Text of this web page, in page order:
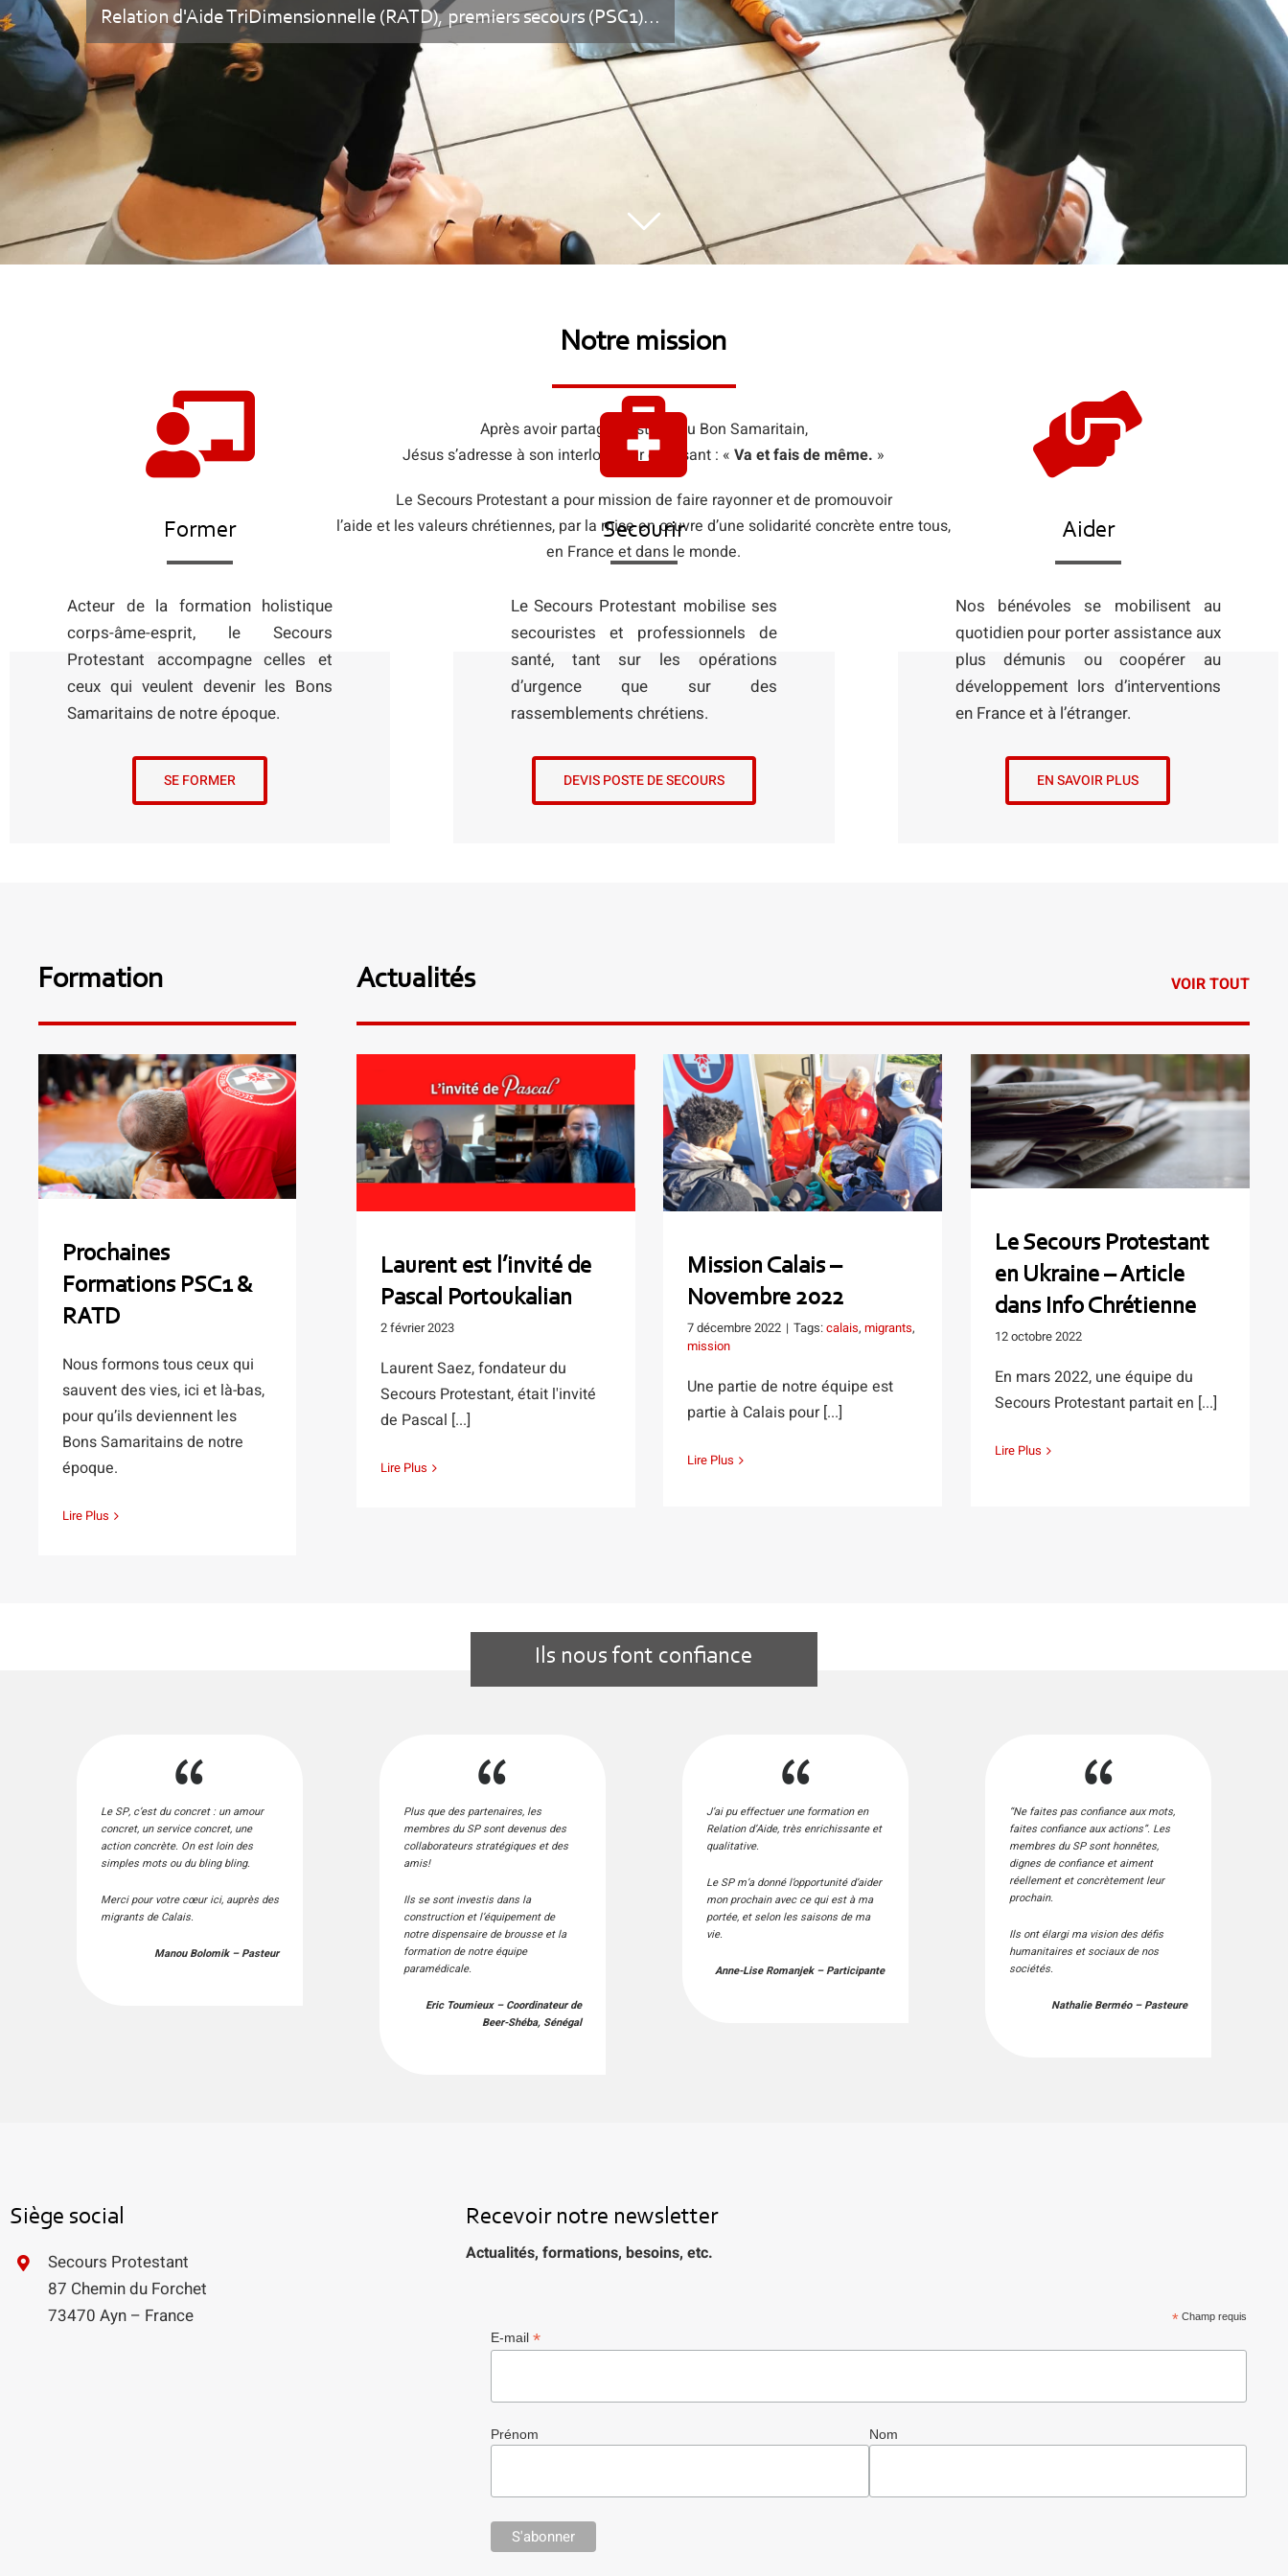
Relation d'Aide TriDimensionnelle (RATD), premiers secours (PSC1)...
Notre mission
Après avoir partagé l’histoire du Bon Samaritain,
Jésus s’adresse à son interlocuteur en disant : «Va et fais de même. »
Le Secours Protestant a pour mission de faire rayonner et de promouvoir
l’aide et les valeurs chrétiennes, par la mise en œuvre d’une solidarité concrète entre tous,
en France et dans le monde.
Former
Acteur de la formation holistique
corps-âme-esprit, le Secours
Protestant accompagne celles et
ceux qui veulent devenir les Bons
Samaritains de notre époque.
SE FORMER
Secourir
Le Secours Protestant mobilise ses
secouristes et professionnels de
santé, tant sur les opérations
d’urgence que sur des
rassemblements chrétiens.
DEVIS POSTE DE SECOURS
Aider
Nos bénévoles se mobilisent au
quotidien pour porter assistance aux
plus démunis ou coopérer au
développement lors d’interventions
en France et à l’étranger.
EN SAVOIR PLUS
Formation
Prochaines Formations
PSC1 & RATD
Prochaines
Formations PSC1 &
RATD
Nous formons tous ceux qui
sauvent des vies, ici et là-bas,
pour qu’ils deviennent les
Bons Samaritains de notre
époque.
Lire Plus
Actualités VOIR TOUT
Laurent est l’invité de
Pascal Portoukalian
Laurent est l’invité de
Pascal Portoukalian
2 février 2023
Laurent Saez, fondateur du
Secours Protestant, était l'invité
de Pascal [...]
Lire Plus
Mission Calais –
Novembre 2022
Mission Calais –
Novembre 2022
7 décembre 2022 | Tags:calais, migrants,
mission
Une partie de notre équipe est
partie à Calais pour [...]
Lire Plus
Le Secours Protestant en
Ukraine – Article dans Info
Chrétienne
Le Secours Protestant
en Ukraine – Article
dans Info Chrétienne
12 octobre 2022
En mars 2022, une équipe du
Secours Protestant partait en [...]
Lire Plus
Ils nous font confiance
Le SP, c’est du concret : un amour
concret, un service concret, une
action concrète. On est loin des
simples mots ou du bling bling.
Merci pour votre cœur ici, auprès des
migrants de Calais.
Manou Bolomik – Pasteur
Plus que des partenaires, les
membres du SP sont devenus des
collaborateurs stratégiques et des
amis!
Ils se sont investis dans la
construction et l’équipement de
notre dispensaire de brousse et la
formation de notre équipe
paramédicale.
Eric Toumieux – Coordinateur de
Beer-Shéba, Sénégal
J’ai pu effectuer une formation en
Relation d’Aide, très enrichissante et
qualitative.
Le SP m’a donné l’opportunité d’aider
mon prochain avec ce qui est à ma
portée, et selon les saisons de ma
vie.
Anne-Lise Romanjek – Participante
“Ne faites pas confiance aux mots,
faites confiance aux actions”. Les
membres du SP sont honnêtes,
dignes de confiance et aiment
réellement et concrètement leur
prochain.
Ils ont élargi ma vision des défis
humanitaires et sociaux de nos
sociétés.
Nathalie Berméo – Pasteure
Siège social
Secours Protestant
87 Chemin du Forchet
73470 Ayn – France
Recevoir notre newsletter
Actualités, formations, besoins, etc.
* Champ requis
E-mail *
Prénom Nom